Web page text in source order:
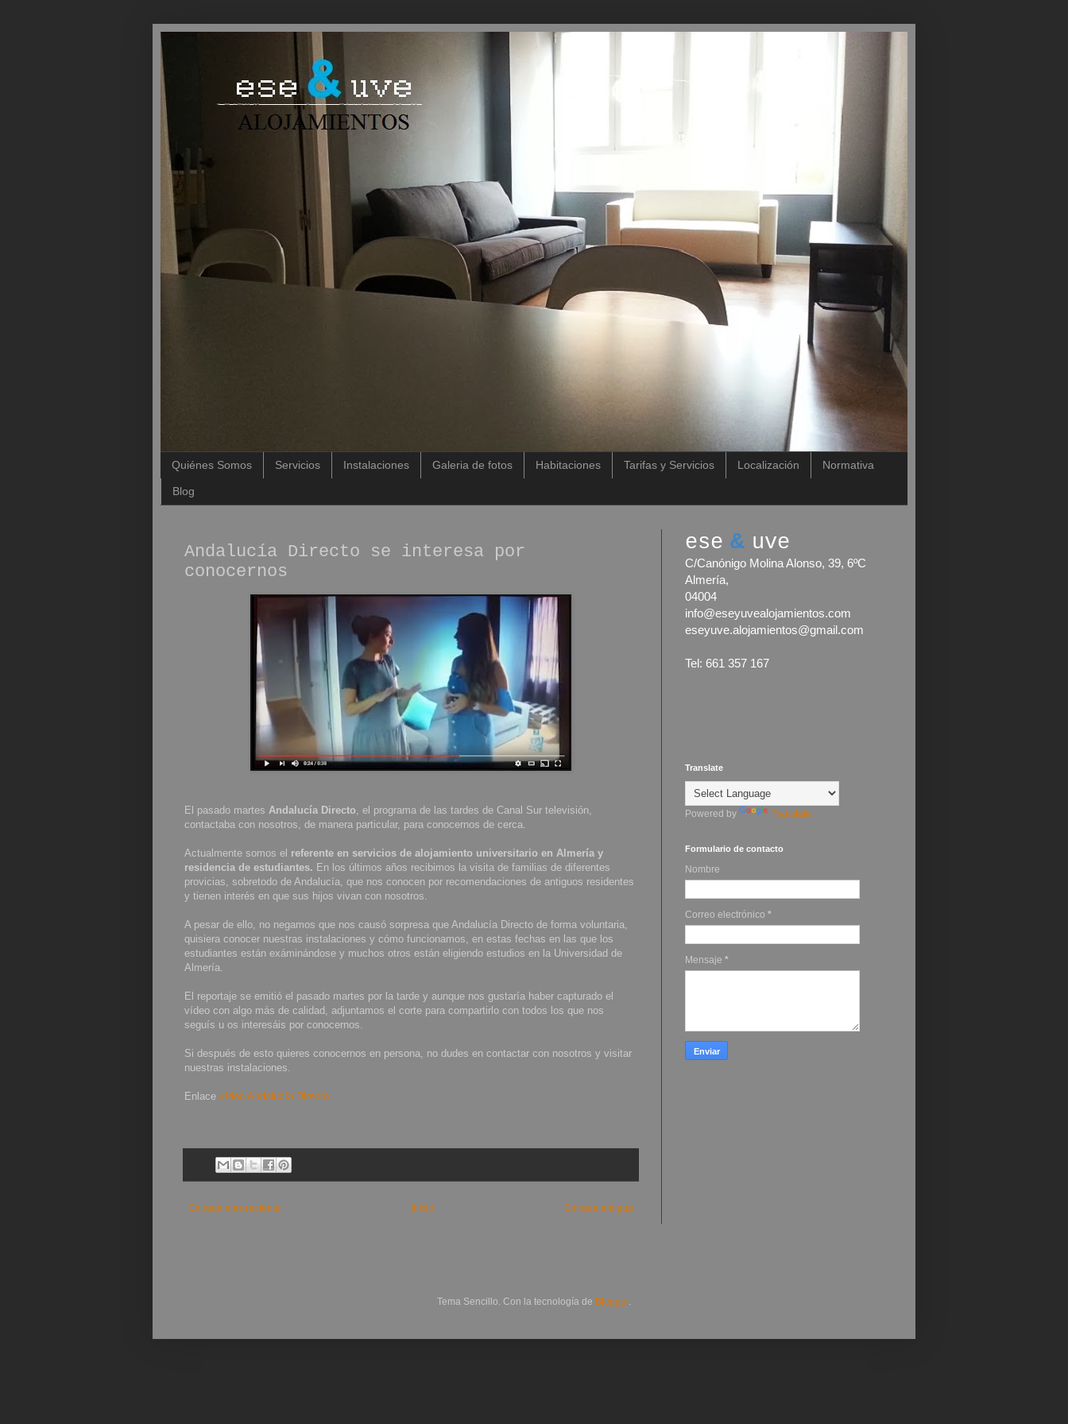
Quiénes Somos Servicios Instalaciones Galeria de fotos Habitaciones Tarifas y Servicios Localización Normativa
Blog
Andalucía Directo se interesa por
conocernos
El pasado martes Andalucía Directo, el programa de las tardes de Canal Sur televisión,
contactaba con nosotros, de manera particular, para conocernos de cerca.
Actualmente somos el referente en servicios de alojamiento universitario en Almería y
residencia de estudiantes. En los últimos años recibimos la visita de familias de diferentes
provicias, sobretodo de Andalucía, que nos conocen por recomendaciones de antiguos residentes
y tienen interés en que sus hijos vivan con nosotros.
A pesar de ello, no negamos que nos causó sorpresa que Andalucía Directo de forma voluntaria,
quisiera conocer nuestras instalaciones y cómo funcionamos, en estas fechas en las que los
estudiantes están exáminándose y muchos otros están eligiendo estudios en la Universidad de
Almería.
El reportaje se emitió el pasado martes por la tarde y aunque nos gustaría haber capturado el
vídeo con algo más de calidad, adjuntamos el corte para compartirlo con todos los que nos
seguís u os interesáis por conocernos.
Si después de esto quieres conocernos en persona, no dudes en contactar con nosotros y visitar
nuestras instalaciones.
Enlace vídeo Andalucía Directo.
Entrada más reciente Entrada antigua
Inicio
ese & uve
C/Canónigo Molina Alonso, 39, 6ºC
Almería,
04004
info@eseyuvealojamientos.com
eseyuve.alojamientos@gmail.com
Tel: 661 357 167
Translate
Powered by Translate
Formulario de contacto
Nombre
Correo electrónico *
Mensaje *
Tema Sencillo. Con la tecnología de Blogger.